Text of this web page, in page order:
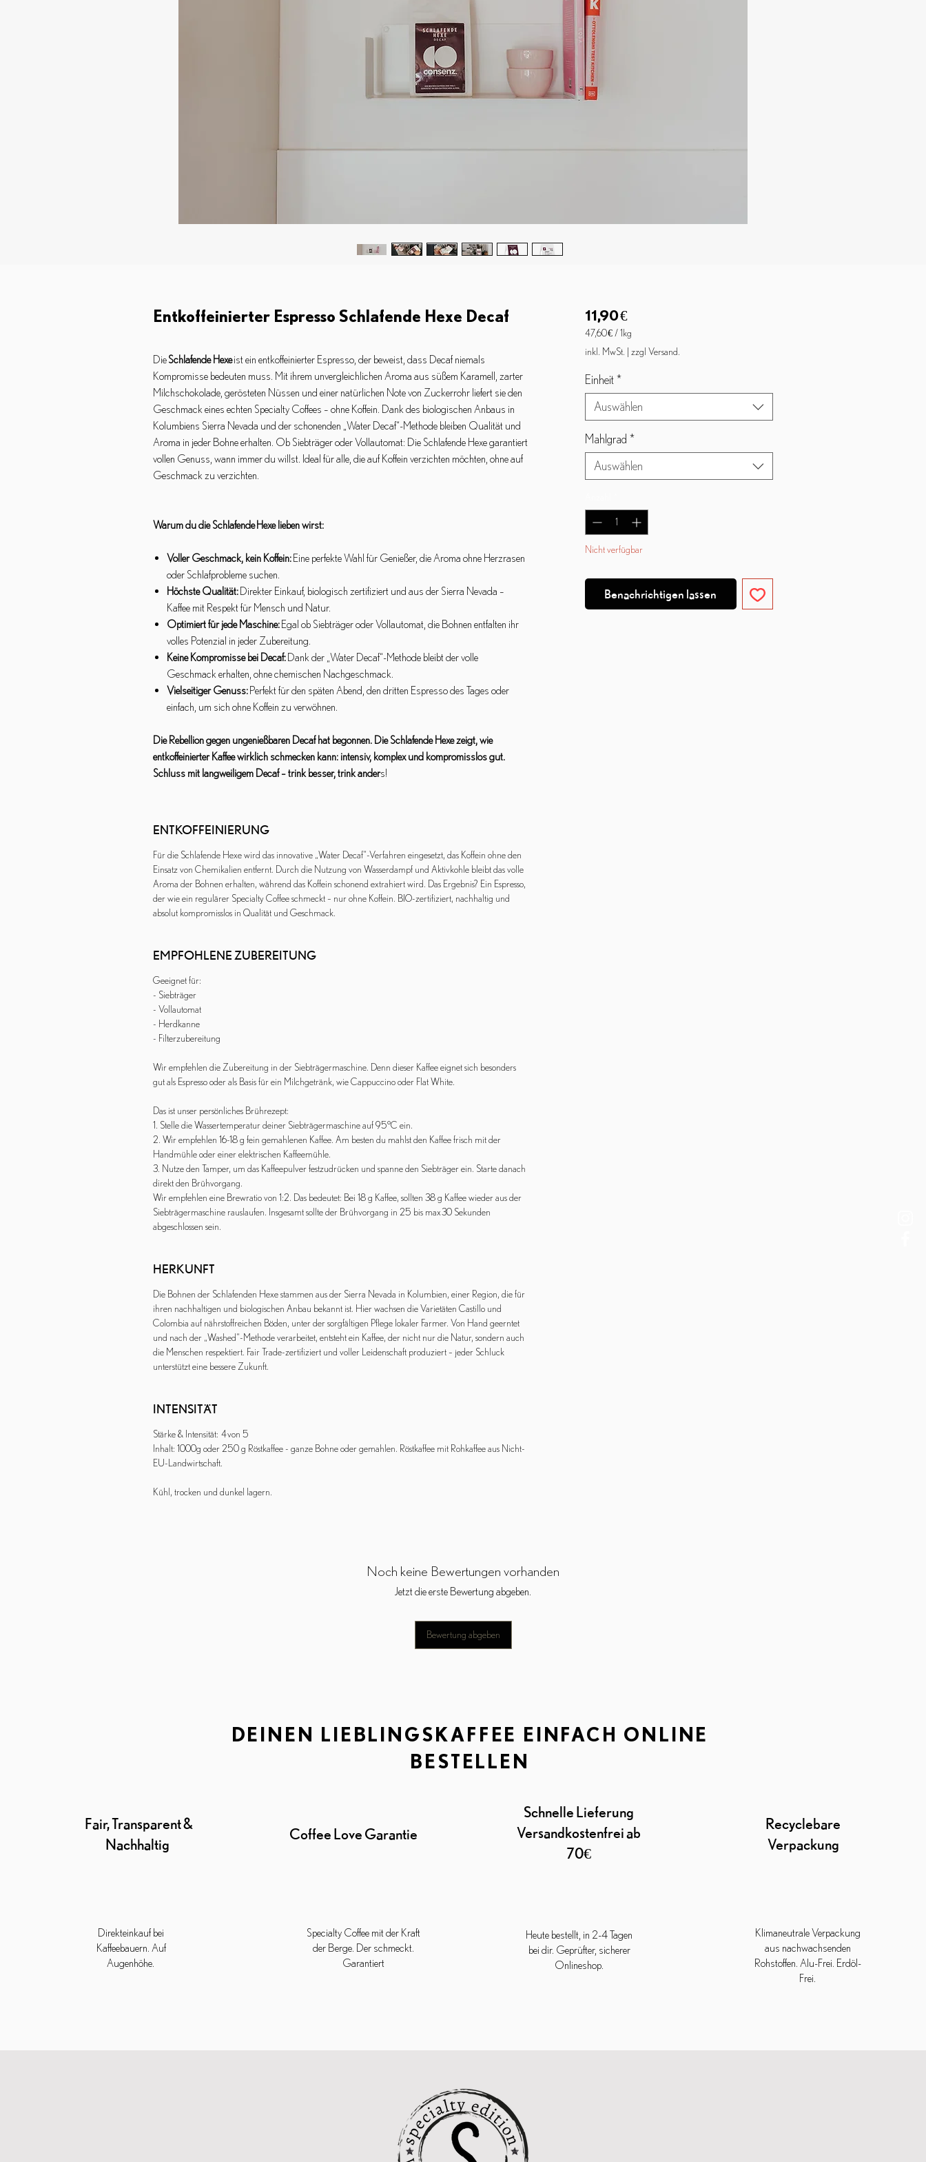
Entkoffeinierter Espresso Schlafende Hexe Decaf
DieSchlafende Hexeist ein entkoffeinierter Espresso, der beweist, dass Decaf niemals
Kompromisse bedeuten muss. Mit ihrem unvergleichlichen Aroma aus süßem Karamell, zarter
Milchschokolade, gerösteten Nüssen und einer natürlichen Note von Zuckerrohr liefert sie den
Geschmack eines echten Specialty Coffees – ohne Koffein. Dank des biologischen Anbaus in
Kolumbiens Sierra Nevada und der schonenden „Water Decaf“-Methode bleiben Qualität und
Aroma in jeder Bohne erhalten. Ob Siebträger oder Vollautomat: Die Schlafende Hexe garantiert
vollen Genuss, wann immer du willst. Ideal für alle, die auf Koffein verzichten möchten, ohne auf
Geschmack zu verzichten.
Warum du die Schlafende Hexe lieben wirst:
Voller Geschmack, kein Koffein:Eine perfekte Wahl für Genießer, die Aroma ohne Herzrasen
oder Schlafprobleme suchen.
Höchste Qualität:Direkter Einkauf, biologisch zertifiziert und aus der Sierra Nevada –
Kaffee mit Respekt für Mensch und Natur.
Optimiert für jede Maschine:Egal ob Siebträger oder Vollautomat, die Bohnen entfalten ihr
volles Potenzial in jeder Zubereitung.
Keine Kompromisse bei Decaf:Dank der „Water Decaf“-Methode bleibt der volle
Geschmack erhalten, ohne chemischen Nachgeschmack.
Vielseitiger Genuss:Perfekt für den späten Abend, den dritten Espresso des Tages oder
einfach, um sich ohne Koffein zu verwöhnen.
Die Rebellion gegen ungenießbaren Decaf hat begonnen. Die Schlafende Hexe zeigt, wie
entkoffeinierter Kaffee wirklich schmecken kann: intensiv, komplex und kompromisslos gut.
Schluss mit langweiligem Decaf – trink besser, trink anders!
ENTKOFFEINIERUNG
Für die Schlafende Hexe wird das innovative „Water Decaf“-Verfahren eingesetzt, das Koffein ohne den
Einsatz von Chemikalien entfernt. Durch die Nutzung von Wasserdampf und Aktivkohle bleibt das volle
Aroma der Bohnen erhalten, während das Koffein schonend extrahiert wird. Das Ergebnis? Ein Espresso,
der wie ein regulärer Specialty Coffee schmeckt – nur ohne Koffein. BIO-zertifiziert, nachhaltig und
absolut kompromisslos in Qualität und Geschmack.
EMPFOHLENE ZUBEREITUNG
Geeignet für:
- Siebträger
- Vollautomat
- Herdkanne
- Filterzubereitung
Wir empfehlen die Zubereitung in der Siebträgermaschine. Denn dieser Kaffee eignet sich besonders
gut als Espresso oder als Basis für ein Milchgetränk, wie Cappuccino oder Flat White.
Das ist unser persönliches Brührezept:
1. Stelle die Wassertemperatur deiner Siebträgermaschine auf 95°C ein.
2. Wir empfehlen 16-18 g fein gemahlenen Kaffee. Am besten du mahlst den Kaffee frisch mit der
Handmühle oder einer elektrischen Kaffeemühle.
3. Nutze den Tamper, um das Kaffeepulver festzudrücken und spanne den Siebträger ein. Starte danach
direkt den Brühvorgang.
Wir empfehlen eine Brewratio von 1:2. Das bedeutet: Bei 18 g Kaffee, sollten 38 g Kaffee wieder aus der
Siebträgermaschine rauslaufen. Insgesamt sollte der Brühvorgang in 25 bis max 30 Sekunden
abgeschlossen sein.
HERKUNFT
Die Bohnen der Schlafenden Hexe stammen aus der Sierra Nevada in Kolumbien, einer Region, die für
ihren nachhaltigen und biologischen Anbau bekannt ist. Hier wachsen die Varietäten Castillo und
Colombia auf nährstoffreichen Böden, unter der sorgfältigen Pflege lokaler Farmer. Von Hand geerntet
und nach der „Washed“-Methode verarbeitet, entsteht ein Kaffee, der nicht nur die Natur, sondern auch
die Menschen respektiert. Fair Trade-zertifiziert und voller Leidenschaft produziert – jeder Schluck
unterstützt eine bessere Zukunft.
INTENSITÄT
Stärke & Intensität: 4 von 5
Inhalt: 1000g oder 250 g Röstkaffee - ganze Bohne oder gemahlen. Röstkaffee mit Rohkaffee aus Nicht-
EU-Landwirtschaft.
Kühl, trocken und dunkel lagern.
11,90 €Preis
47,60 € /1kg
47,60 €
1
Kilogramm
inkl. MwSt. zzgl Versand.
Einheit *
Auswählen
Mahlgrad *
Auswählen
Nicht verfügbar
Benachrichtigen lassen
Noch keine Bewertungen vorhanden
Jetzt die erste Bewertung abgeben.
Bewertung abgeben
Fair, Transparent &
Nachhaltig
Direkteinkauf bei
Kaffeebauern. Auf
Augenhöhe.
Coffee Love Garantie
Specialty Coffee mit der Kraft
der Berge. Der schmeckt.
Garantiert
Schnelle Lieferung
Versandkostenfrei ab
70€
Heute bestellt, in 2-4 Tagen
bei dir. Geprüfter, sicherer
Onlineshop.
Recyclebare
Verpackung
Klimaneutrale Verpackung
aus nachwachsenden
Rohstoffen. Alu-Frei. Erdöl-
Frei.
DEINEN LIEBLINGSKAFFEE EINFACH ONLINE
BESTELLEN